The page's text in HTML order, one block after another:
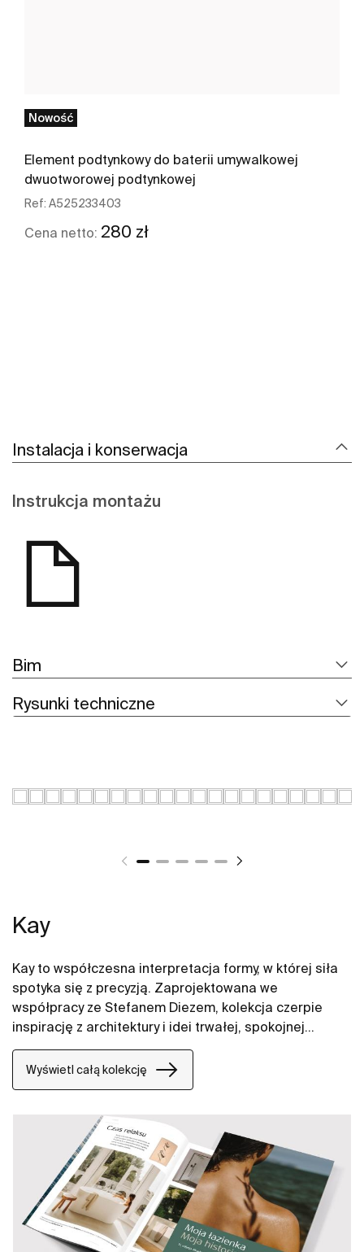
Nowość
Element podtynkowy do baterii umywalkowej
dwuotworowej podtynkowej
Ref: A525233403
Cena netto: 280 zł
Instalacja i konserwacja
Instrukcja montażu
Bim
Rysunki techniczne
Kay
Kay to współczesna interpretacja formy, w której siła
spotyka się z precyzją. Zaprojektowana we
współpracy ze Stefanem Diezem, kolekcja czerpie
inspirację z architektury i idei trwałej, spokojnej
obecności w przestrzeni. Wyważone proporcje oraz
subtelne przejścia między geometryczną bryłą a
miękkimi liniami tworzą harmonijną, ponadczasową
łączyć wyrazisty charakter z codziennym komfortem
użytkowania, nadając przestrzeni poczucie równowagi
i naturalnej spójności.
Wyświetl całą kolekcję